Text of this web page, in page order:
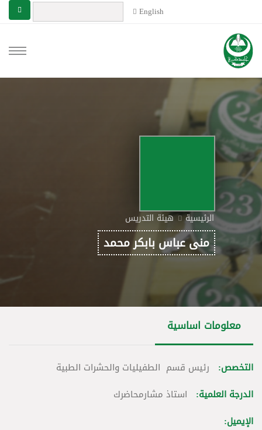
English
الرئيسية هيئة التدريس
منى عباس بابكر محمد
معلومات اساسية
التخصص: رئيس قسم الطفيليات والحشرات الطبية
الدرجة العلمية:
استاذ مشارمحاضرك
الإيميل: